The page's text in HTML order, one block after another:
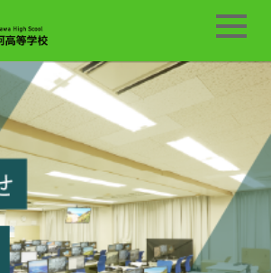
在校生・保護者の方へ
卒業生(同窓会)の方へ
サイトマップ
単位制ページへ